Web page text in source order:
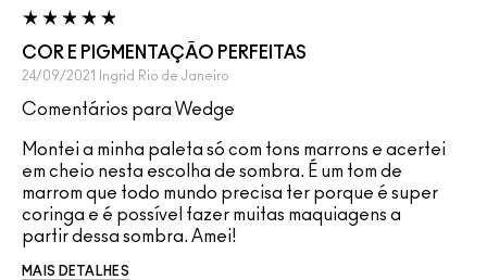
COR E PIGMENTAÇÃO PERFEITAS
24/09/2021 Ingrid Rio de Janeiro
Comentários para Wedge
Montei a minha paleta só com tons marrons e acertei
em cheio nesta escolha de sombra. É um tom de
marrom que todo mundo precisa ter porque é super
coringa e é possível fazer muitas maquiagens a
partir dessa sombra. Amei!
MAIS DETALHES